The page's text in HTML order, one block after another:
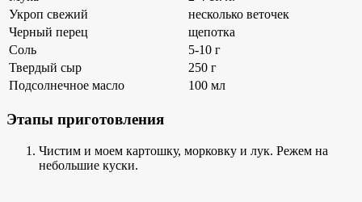
Укроп свежий
несколько веточек
Черный перец
щепотка
Соль
5-10 г
Твердый сыр
250 г
Подсолнечное масло
100 мл
Этапы приготовления
Чистим и моем картошку, морковку и лук. Режем на
небольшие куски.